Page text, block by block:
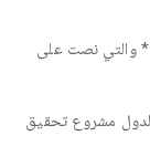
* والتي نصت على
مشروع تحقيق